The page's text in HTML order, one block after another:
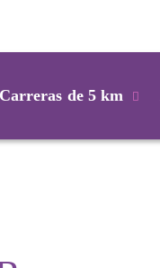
Carreras de 5 km